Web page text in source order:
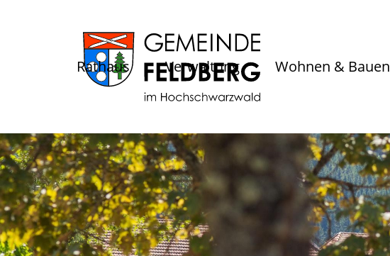
Rathaus Verwaltung Wohnen & Bauen